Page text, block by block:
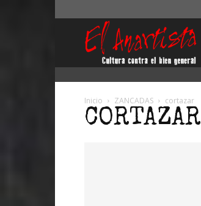
Inicio ZANCADAS cortazar
CORTAZAR